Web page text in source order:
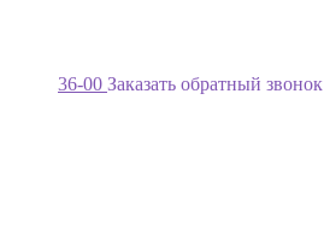
36-00 Заказать обратный звонок